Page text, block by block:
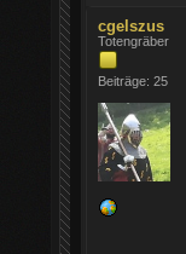
cgelszus
Totengräber
Beiträge: 25